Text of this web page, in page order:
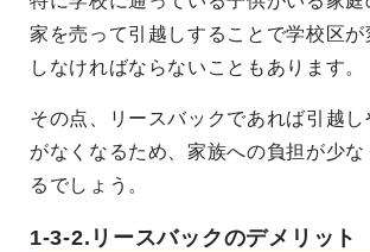
家を売って引越しすることで学校区が
しなければならないこともあります。
その点、リースバックであれば引越
がなくなるため、家族への負担が少な
るでしょう。
1-3-2.リースバックのデメリット